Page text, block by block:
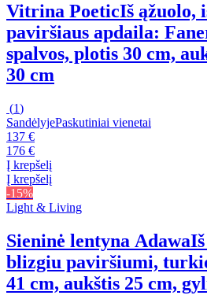
Vitrina PoeticIš ąžuolo,
paviršiaus apdaila:
spalvos, plotis 30 cm,
30 cm
(1)
SandėlyjePaskutiniai vienetai
137 €
176 €
Į krepšelį
Į krepšelį
-15%
Light & Living
Sieninė lentyna Adawa
blizgiu paviršiumi,
41 cm, aukštis 25 cm,